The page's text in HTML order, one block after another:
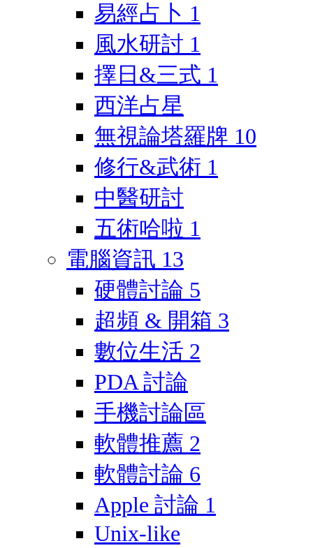
易經占卜 1
風水研討 1
擇日&三式 1
西洋占星
無視論塔羅牌 10
修行&武術 1
中醫研討
五術哈啦 1
電腦資訊 13
硬體討論 5
超頻 & 開箱 3
數位生活 2
PDA 討論
手機討論區
軟體推薦 2
軟體討論 6
Apple 討論 1
Unix-like